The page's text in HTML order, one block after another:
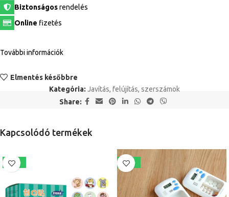
Biztonságosrendelés
Online fizetés
További információk
Elmentés későbbre
Kategória: Javítás, felújítás, szerszámok
Share:
Kapcsolódó termékek
-40% -24%